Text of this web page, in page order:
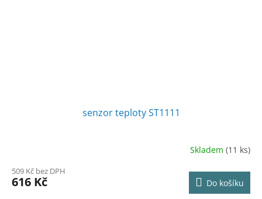
senzor teploty ST1111
Skladem (11 ks)
509 Kč bez DPH
616 Kč Do košíku